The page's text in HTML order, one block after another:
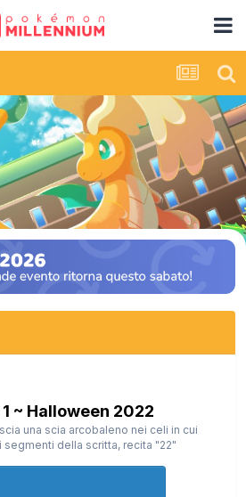
~ Halloween 2022
una scia arcobaleno nei celi in cui
della scritta, recita "22"